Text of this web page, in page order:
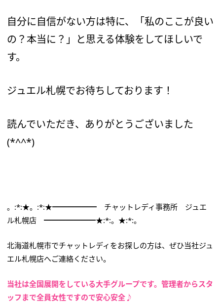
自分に自信がない方は特に、「私のここが良い
の？本当に？」と思える体験をしてほしいで
す。
ジュエル札幌でお待ちしております！
読んでいただき、ありがとうございました
(*^^*)
。:*:★。:*:★━━━━━━ チャットレディ事務所 ジュエ
ル札幌店 ━━━━━━━★:*:。★:*:。
北海道札幌市でチャットレディをお探しの方は、ぜひ当社ジュ
エル札幌店へご連絡ください。
当社は全国展開をしている大手グループです。管理者からスタ
ッフまで全員女性ですので安心安全♪